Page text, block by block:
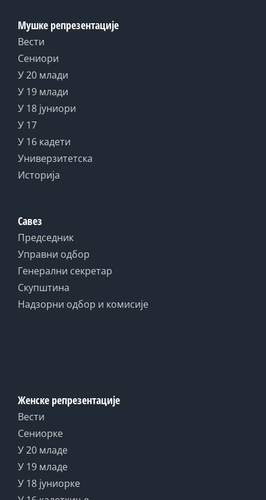
Мушке репрезентације
Вести
Сениори
У 20 млади
У 19 млади
У 18 јуниори
У 17
У 16 кадети
Универзитетска
Историја
Савез
Председник
Управни одбор
Генерални секретар
Скупштина
Надзорни одбор и комисије
Женске репрезентације
Вести
Сениорке
У 20 младе
У 19 младе
У 18 јуниорке